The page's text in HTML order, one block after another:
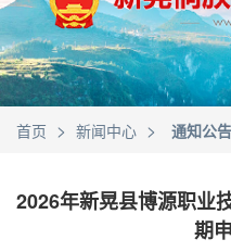
首页 > 新闻中心 > 通知公告
2026年新晃县博源职业
期